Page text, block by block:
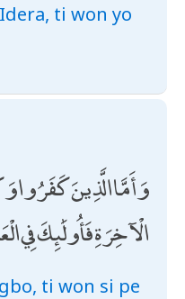
ti won yo
وَأَمَّا الَّذِينَ كَفَرُوا
الْآخِرَةِ فَأُولَٰئِكَ
ti won si pe